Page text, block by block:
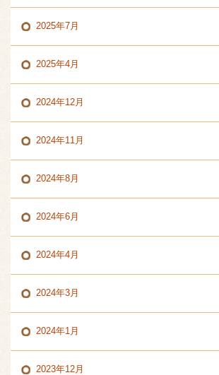
2025年7月
2025年4月
2024年12月
2024年11月
2024年8月
2024年6月
2024年4月
2024年3月
2024年1月
2023年12月